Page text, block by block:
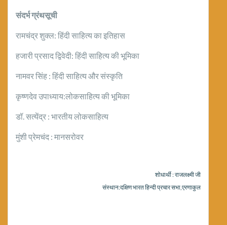
संदर्भग्रंथसूची
रामचंद्र शुक्ल: हिंदी साहित्य का इतिहास
हजारी प्रसाद द्विवेदी: हिंदी साहित्य की भूमिका
नामवर सिंह : हिंदी साहित्य और संस्कृति
कृष्णदेव उपाध्याय:लोकसाहित्य की भूमिका
डॉ. सत्येंद्र : भारतीय लोकसाहित्य
मुंशी प्रेमचंद : मानसरोवर
शोधार्थी : राजलक्ष्मी जी
संस्थान:दक्षिण भारत हिन्दी प्रचार सभा,एरणाकुल